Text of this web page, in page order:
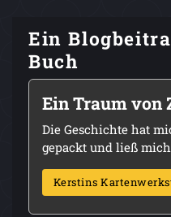
Ein
Buch
Ein Traum von
Die Geschichte hat
gepackt und ließ
Kerstins